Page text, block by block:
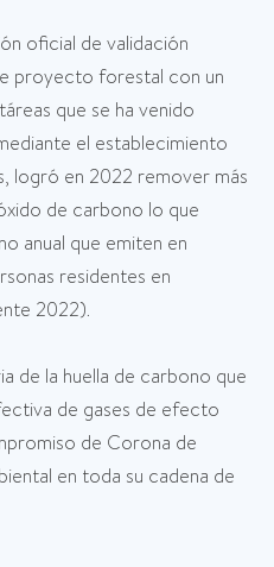
oficial de validación
proyecto forestal con un
que se ha venido
el establecimiento
logró en 2022 remover más
de carbono lo que
anual que emiten en
residentes en
2022).
de la huella de carbono que
de gases de efecto
de Corona de
en toda su cadena de